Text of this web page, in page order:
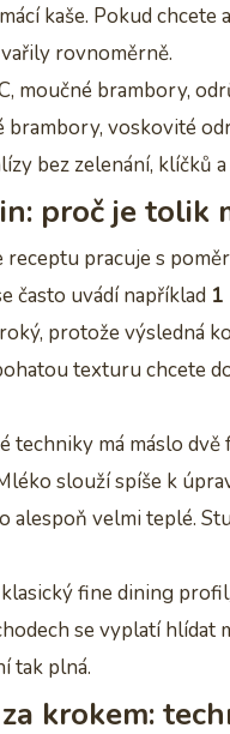
kaše. Pokud
rovnoměrně.
moučné brambory,
brambory, voskovité
bez zelenání, klíčků
proč je tolik
receptu pracuje s
často uvádí například 1
protože výsledná
texturu chcete
techniky má máslo
slouží spíše k
alespoň velmi teplé.
fine dining
se vyplatí hlídat
tak plná.
krokem: